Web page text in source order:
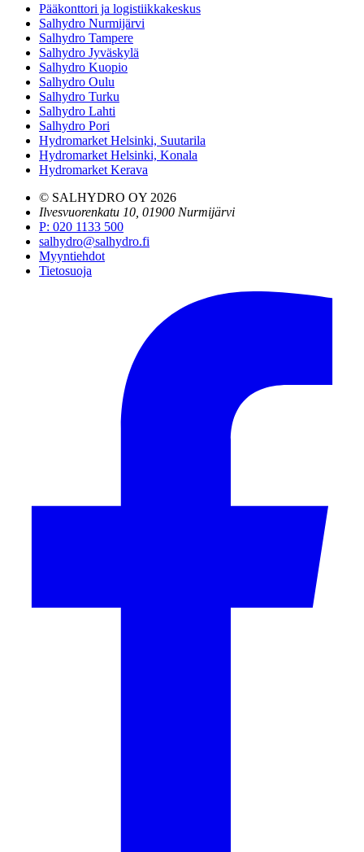
Pääkonttori ja logistiikkakeskus
Salhydro Nurmijärvi
Salhydro Tampere
Salhydro Jyväskylä
Salhydro Kuopio
Salhydro Oulu
Salhydro Turku
Salhydro Lahti
Salhydro Pori
Hydromarket Helsinki, Suutarila
Hydromarket Helsinki, Konala
Hydromarket Kerava
© SALHYDRO OY 2026
Ilvesvuorenkatu 10, 01900 Nurmijärvi
P: 020 1133 500
salhydro@salhydro.fi
Myyntiehdot
Tietosuoja